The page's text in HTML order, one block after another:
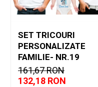
SET TRICOURI
PERSONALIZATE
FAMILIE- NR.19
161,67 RON
132,18 RON